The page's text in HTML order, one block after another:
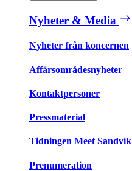
Nyheter & Media
Nyheter från koncernen
Affärsområdesnyheter
Kontaktpersoner
Pressmaterial
Tidningen Meet Sandvik
Prenumeration